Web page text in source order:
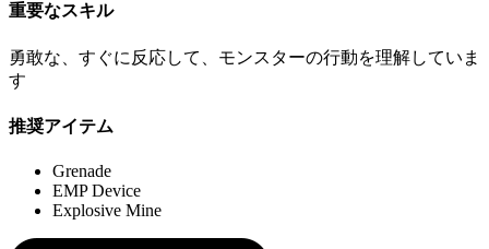
重要なスキル
勇敢な、すぐに反応して、モンスターの行動を理解していま
す
推奨アイテム
Grenade
EMP Device
Explosive Mine